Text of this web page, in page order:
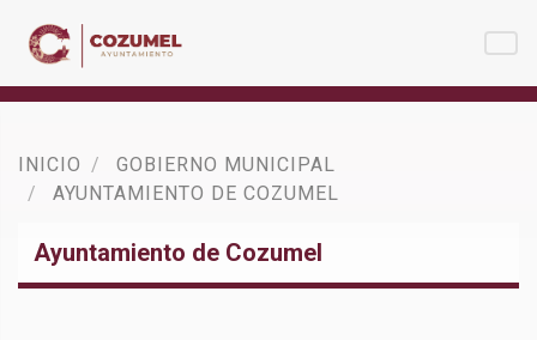
INICIO
GOBIERNO MUNICIPAL
AYUNTAMIENTO DE COZUMEL
Ayuntamiento de Cozumel